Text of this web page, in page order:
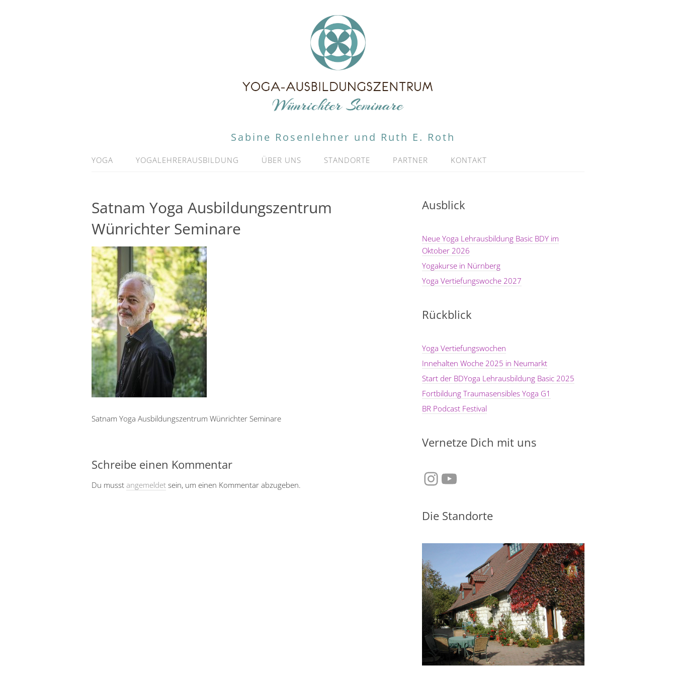
Sabine Rosenlehner und Ruth E. Roth
YOGA YOGALEHRERAUSBILDUNG ÜBER UNS STANDORTE PARTNER KONTAKT
Satnam Yoga Ausbildungszentrum
Wünrichter Seminare
Satnam Yoga Ausbildungszentrum Wünrichter Seminare
Schreibe einen Kommentar
Du musst angemeldet sein, um einen Kommentar abzugeben.
Ausblick
Neue Yoga Lehrausbildung Basic BDY im
Oktober 2026
Yogakurse in Nürnberg
Yoga Vertiefungswoche 2027
Rückblick
Yoga Vertiefungswochen
Innehalten Woche 2025 in Neumarkt
Start der BDYoga Lehrausbildung Basic 2025
Fortbildung Traumasensibles Yoga G1
BR Podcast Festival
Vernetze Dich mit uns
Instagram
YouTube
Die Standorte